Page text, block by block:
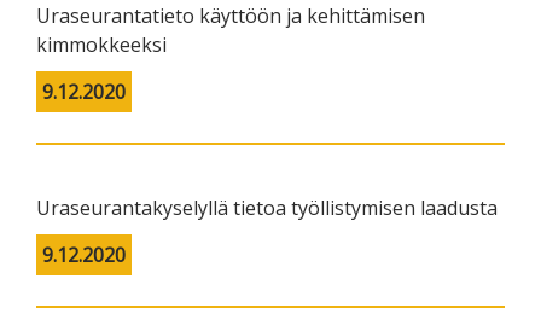
Uraseurantatieto käyttöön ja kehittämisen
kimmokkeeksi
9.12.2020
Uraseurantakyselyllä tietoa työllistymisen laadusta
9.12.2020